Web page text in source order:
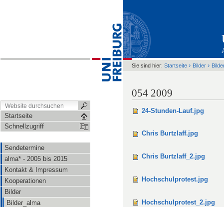
Startseite
Schnellzugriff
Sendetermine
alma* - 2005 bis 2015
Kontakt & Impressum
Kooperationen
Bilder
Bilder_alma
Sie sind hier: Startseite › Bilder ›
054 2009
24-Stunden-Lauf.jpg
Chris Burtzlaff.jpg
Chris Burtzlaff_2.jpg
Hochschulprotest.jpg
Hochschulprotest_2.jpg